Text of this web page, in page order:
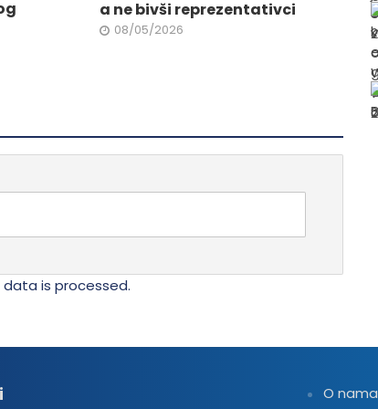
proizvoda.
a ne bivši reprezentativci
08/05/2026
is processed.
O nama